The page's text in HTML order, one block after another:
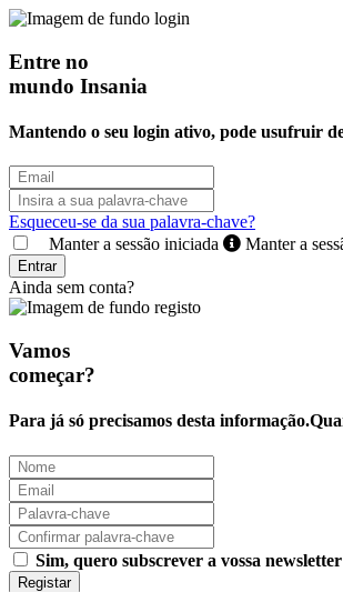
Entre no
mundo Insania
Mantendo o seu login ativo, pode usufruir
Esqueceu-se da sua palavra-chave?
Manter a sessão iniciada
Manter a
Entrar
Ainda sem conta?
Vamos
começar?
Para já só precisamos desta
Sim, quero subscrever a vossa
Registar